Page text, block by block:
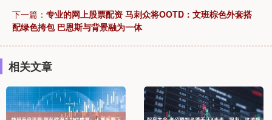
下一篇： 专业的网上股票配资 马刺众将OOTD：文班棕色外套搭
配绿色挎包 巴恩斯与背景融为一体
相关文章